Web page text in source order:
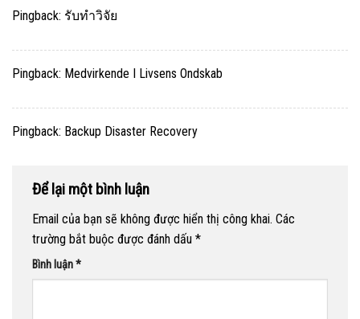
Pingback: รับทำวิจัย
Pingback: Medvirkende I Livsens Ondskab
Pingback: Backup Disaster Recovery
Để lại một bình luận
Email của bạn sẽ không được hiển thị công khai. Các
trường bắt buộc được đánh dấu *
Bình luận*